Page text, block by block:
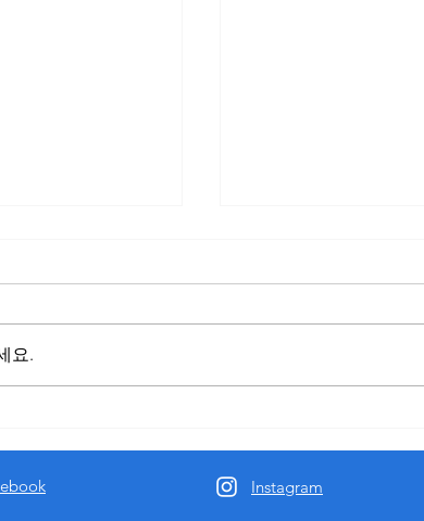
드
에게 선택되는 이유!!
요.
Instagram